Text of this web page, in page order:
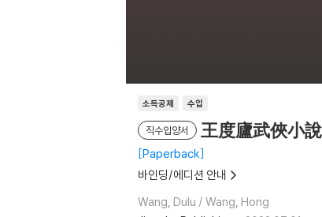
소득공제 수입
직수입양서 王度廬武俠小
Paperback
바인딩/에디션 안내
Wang, Dulu / Wang, Hong